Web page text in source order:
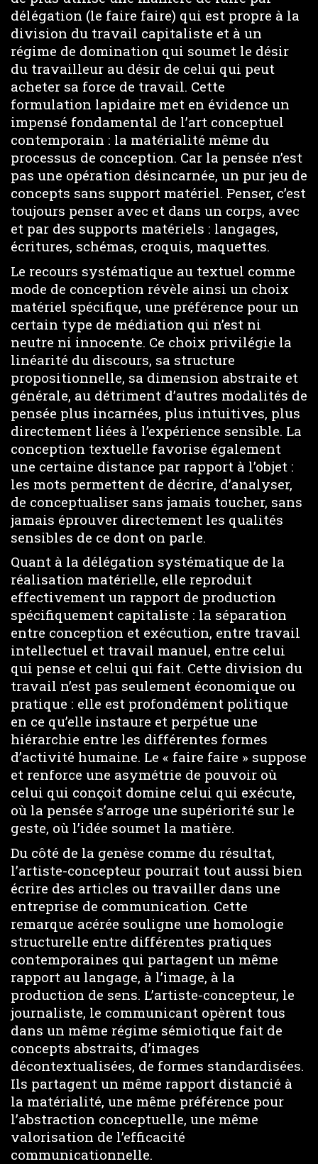
délégation (le faire faire) qui est propre à la
division du travail capitaliste et à un
régime de domination qui soumet le désir
du travailleur au désir de celui qui peut
acheter sa force de travail. Cette
formulation lapidaire met en évidence un
impensé fondamental de l’art conceptuel
contemporain : la matérialité même du
processus de conception. Car la pensée n’est
pas une opération désincarnée, un pur jeu de
concepts sans support matériel. Penser, c’est
toujours penser avec et dans un corps, avec
et par des supports matériels : langages,
écritures, schémas, croquis, maquettes.
Le recours systématique au textuel comme
mode de conception révèle ainsi un choix
matériel spécifique, une préférence pour un
certain type de médiation qui n’est ni
neutre ni innocente. Ce choix privilégie la
linéarité du discours, sa structure
propositionnelle, sa dimension abstraite et
générale, au détriment d’autres modalités de
pensée plus incarnées, plus intuitives, plus
directement liées à l’expérience sensible. La
conception textuelle favorise également
une certaine distance par rapport à l’objet :
les mots permettent de décrire, d’analyser,
de conceptualiser sans jamais toucher, sans
jamais éprouver directement les qualités
sensibles de ce dont on parle.
Quant à la délégation systématique de la
réalisation matérielle, elle reproduit
effectivement un rapport de production
spécifiquement capitaliste : la séparation
entre conception et exécution, entre travail
intellectuel et travail manuel, entre celui
qui pense et celui qui fait. Cette division du
travail n’est pas seulement économique ou
pratique : elle est profondément politique
en ce qu’elle instaure et perpétue une
hiérarchie entre les différentes formes
d’activité humaine. Le « faire faire » suppose
et renforce une asymétrie de pouvoir où
celui qui conçoit domine celui qui exécute,
où la pensée s’arroge une supériorité sur le
geste, où l’idée soumet la matière.
Du côté de la genèse comme du résultat,
l’artiste-concepteur pourrait tout aussi bien
écrire des articles ou travailler dans une
entreprise de communication. Cette
remarque acérée souligne une homologie
structurelle entre différentes pratiques
contemporaines qui partagent un même
rapport au langage, à l’image, à la
production de sens. L’artiste-concepteur, le
journaliste, le communicant opèrent tous
dans un même régime sémiotique fait de
concepts abstraits, d’images
décontextualisées, de formes standardisées.
Ils partagent un même rapport distancié à
la matérialité, une même préférence pour
l’abstraction conceptuelle, une même
valorisation de l’efficacité
communicationnelle.